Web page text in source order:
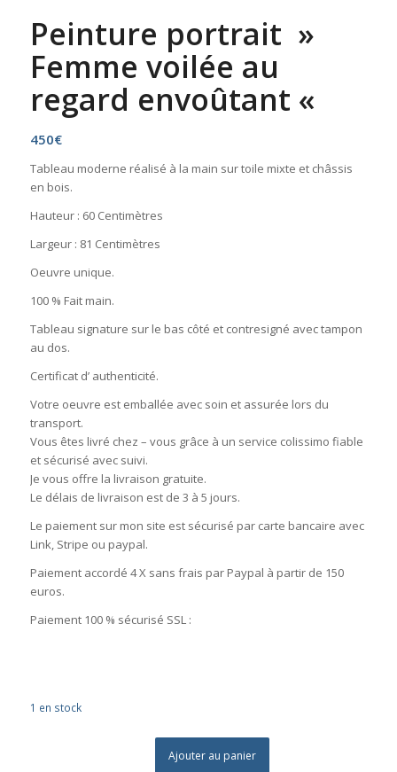
Peinture portrait »
Femme voilée au
regard envoûtant «
450€
Tableau moderne réalisé à la main sur toile mixte et châssis
en bois.
Hauteur : 60 Centimètres
Largeur : 81 Centimètres
Oeuvre unique.
100 % Fait main.
Tableau signature sur le bas côté et contresigné avec tampon
au dos.
Certificat d’ authenticité.
Votre oeuvre est emballée avec soin et assurée lors du
transport.
Vous êtes livré chez – vous grâce à un service colissimo fiable
et sécurisé avec suivi.
Je vous offre la livraison gratuite.
Le délais de livraison est de 3 à 5 jours.
Le paiement sur mon site est sécurisé par carte bancaire avec
Link, Stripe ou paypal.
Paiement accordé 4 X sans frais par Paypal à partir de 150
euros.
Paiement 100 % sécurisé SSL :
1 en stock
Ajouter au panier